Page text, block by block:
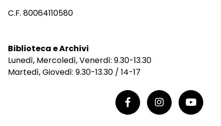
C.F. 80064110580
Biblioteca e Archivi
Lunedì, Mercoledì, Venerdì: 9.30-13.30
Martedì, Giovedì: 9.30-13.30 / 14-17